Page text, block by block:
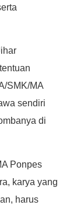
SMK/MA
sendiri
di
Ponpes
karya yang
harus